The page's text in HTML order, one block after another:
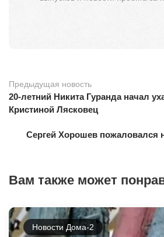
Предыдущая новость
20-летний Никита Гуранда начал
Кристиной Лясковец
Сергей Хорошев пожаловался
Вам также может
Новости Дома-2